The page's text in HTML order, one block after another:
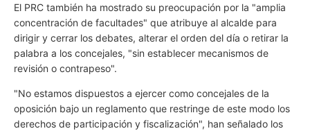
El PRC también ha mostrado su preocupación por la "amplia
concentración de facultades" que atribuye al alcalde para
dirigir y cerrar los debates, alterar el orden del día o retirar la
palabra a los concejales, "sin establecer mecanismos de
revisión o contrapeso".
"No estamos dispuestos a ejercer como concejales de la
oposición bajo un reglamento que restringe de este modo los
derechos de participación y fiscalización", han señalado los